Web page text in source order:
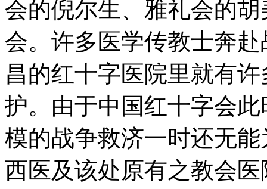
会的倪尔生、雅礼会的
会。许多医学传教士奔
昌的红十字医院里就有
护。由于中国红十字会
模的战争救济一时还无
西医及该处原有之教会